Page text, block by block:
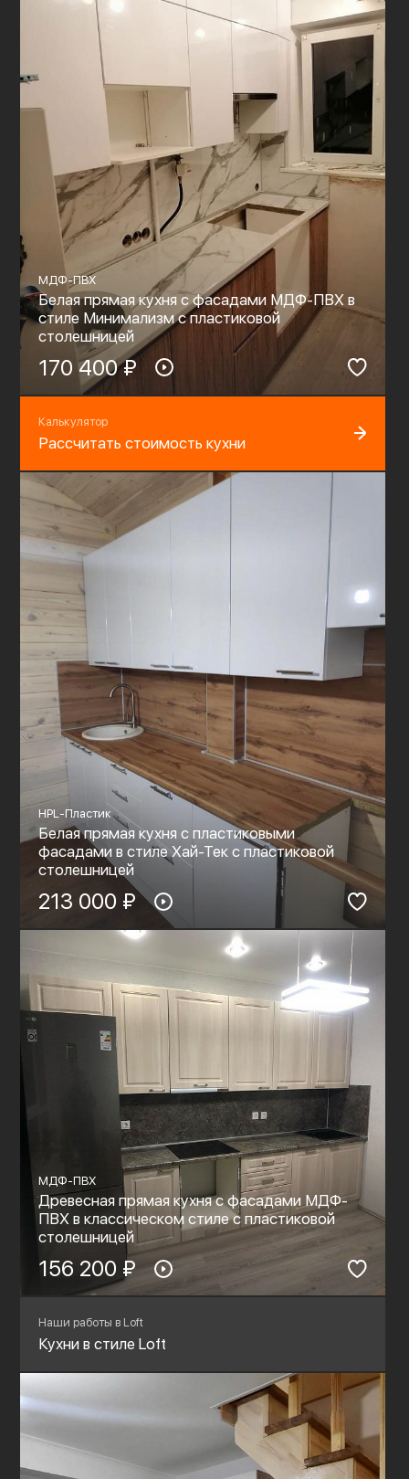
МДФ-ПВХ
Белая прямая кухня с фасадами МДФ-ПВХ в
стиле Минимализм с пластиковой
столешницей
170 400 ₽
Калькулятор
Рассчитать стоимость кухни
HPL-Пластик
Белая прямая кухня с пластиковыми
фасадами в стиле Хай-Тек с пластиковой
столешницей
213 000 ₽
МДФ-ПВХ
Древесная прямая кухня с фасадами МДФ-
ПВХ в классическом стиле с пластиковой
столешницей
156 200 ₽
Наши работы в Loft
Кухни в стиле Loft